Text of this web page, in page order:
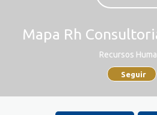
Mapa Rh
Recursos
Seguir